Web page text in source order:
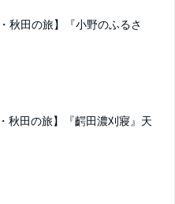
秋田の旅】『小野のふるさ
秋田の旅】『齶田濃刈寢』天